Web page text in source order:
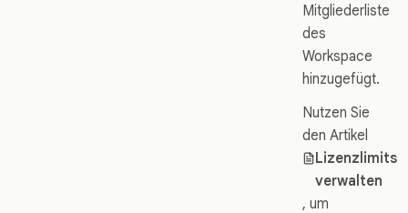
Mitgliederliste
des
Workspace
hinzugefügt.
Nutzen Sie
den Artikel
Lizenzlimits
verwalten
, um